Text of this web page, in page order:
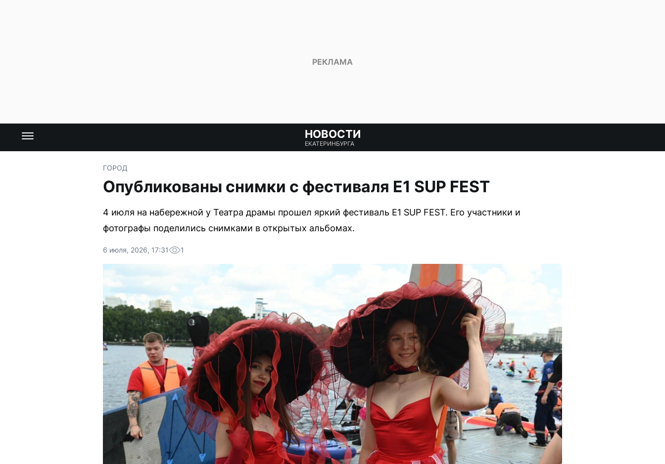
НОВОСТИ
ЕКАТЕРИНБУРГА
ГОРОД
Опубликованы снимки с фестиваля E1 SUP FEST
4 июля на набережной у Театра драмы прошел яркий фестиваль E1 SUP FEST. Его участники и
фотографы поделились снимками в открытых альбомах.
6 июля, 2026, 17:31 1